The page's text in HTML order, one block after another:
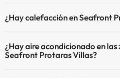
Piscina al aire libre (toda la
(algunas pueden ser de pago).
¿Hay calefacción en Seafront
¿Hay aire acondicionado en las
Seafront Protaras Villas?